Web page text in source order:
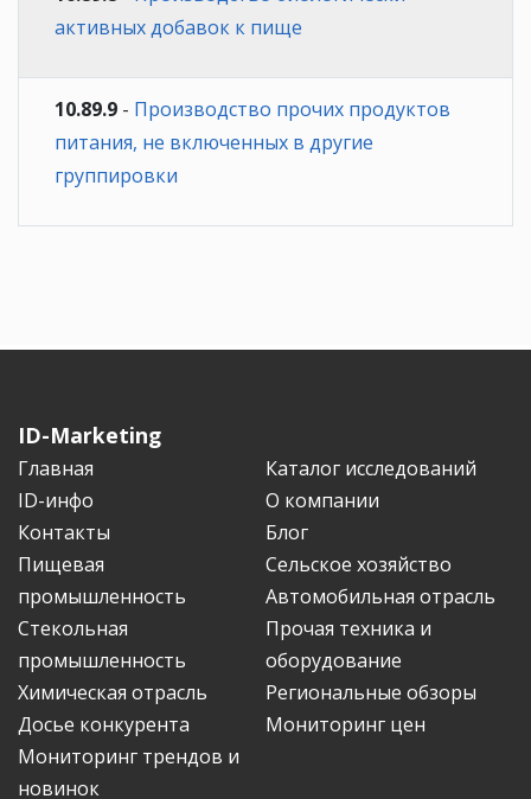
активных добавок к пище
10.89.9 - Производство прочих продуктов
питания, не включенных в другие
группировки
ID-Marketing
Главная
Каталог исследований
ID-инфо
О компании
Контакты
Блог
Пищевая
промышленность
Сельское хозяйство
Автомобильная отрасль
Стекольная
промышленность
Прочая техника и
оборудование
Химическая отрасль
Региональные обзоры
Досье конкурента
Мониторинг цен
Мониторинг трендов и
новинок